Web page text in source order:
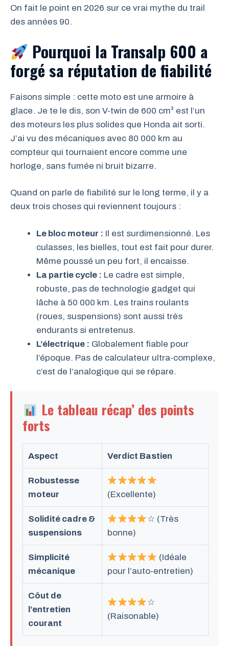
On fait le point en 2026 sur ce vrai mythe du trail
des années 90.
Pourquoi la Transalp 600 a
forgé sa réputation de fiabilité
Faisons simple : cette moto est une armoire à
glace. Je te le dis, son V-twin de 600 cm³ est l’un
des moteurs les plus solides que Honda ait sorti.
J’ai vu des mécaniques avec 80 000 km au
compteur qui tournaient encore comme une
horloge, sans fumée ni bruit bizarre.
Quand on parle de fiabilité sur le long terme, il y a
deux trois choses qui reviennent toujours :
Le bloc moteur : Il est surdimensionné. Les
culasses, les bielles, tout est fait pour durer.
Même poussé un peu fort, il encaisse.
La partie cycle : Le cadre est simple,
robuste, pas de technologie gadget qui
lâche à 50 000 km. Les trains roulants
(roues, suspensions) sont aussi très
endurants si entretenus.
L’électrique : Globalement fiable pour
l’époque. Pas de calculateur ultra-complexe,
c’est de l’analogique qui se répare.
Le tableau récap’ des points
forts
Aspect Verdict Bastien
Robustesse
moteur
(Excellente)
Solidité cadre &
suspensions
☆ (Très
bonne)
Simplicité
mécanique
(Idéale
pour l’auto-entretien)
Côut de
l’entretien
courant
☆
(Raisonable)